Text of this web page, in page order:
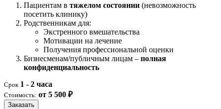
Пациентам в тяжелом состоянии (невозможность
посетить клинику)
Родственникам для:
Экстренного вмешательства
Мотивации на лечение
Получения профессиональной оценки
Бизнесменам/публичным лицам – полная
конфиденциальность
Срок 1 - 2 часа
Стоимость: от 5 500 ₽
Заказать